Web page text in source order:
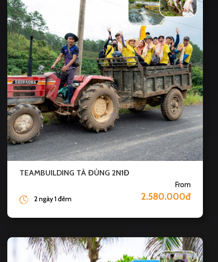
TEAMBUILDING TÀ ĐÙNG 2N1Đ
From
2.580.000đ
2 ngày 1 đêm